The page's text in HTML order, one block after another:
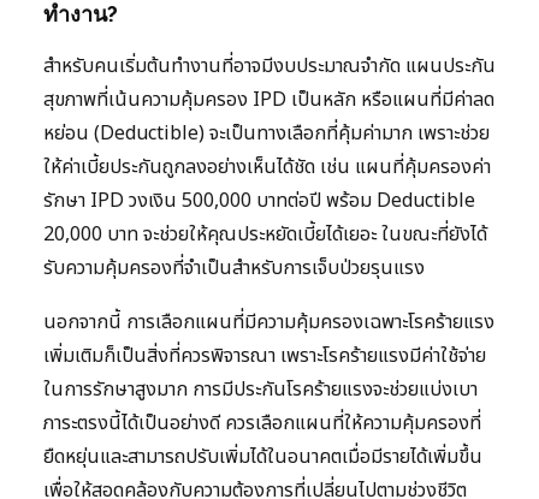
ทำงาน?
สำหรับคนเริ่มต้นทำงานที่อาจมีงบประมาณจำกัด แผนประกัน
สุขภาพที่เน้นความคุ้มครอง IPD เป็นหลัก หรือแผนที่มีค่าลด
หย่อน (Deductible) จะเป็นทางเลือกที่คุ้มค่ามาก เพราะช่วย
ให้ค่าเบี้ยประกันถูกลงอย่างเห็นได้ชัด เช่น แผนที่คุ้มครองค่า
รักษา IPD วงเงิน 500,000 บาทต่อปี พร้อม Deductible
20,000 บาท จะช่วยให้คุณประหยัดเบี้ยได้เยอะ ในขณะที่ยังได้
รับความคุ้มครองที่จำเป็นสำหรับการเจ็บป่วยรุนแรง
นอกจากนี้ การเลือกแผนที่มีความคุ้มครองเฉพาะโรคร้ายแรง
เพิ่มเติมก็เป็นสิ่งที่ควรพิจารณา เพราะโรคร้ายแรงมีค่าใช้จ่าย
ในการรักษาสูงมาก การมีประกันโรคร้ายแรงจะช่วยแบ่งเบา
ภาระตรงนี้ได้เป็นอย่างดี ควรเลือกแผนที่ให้ความคุ้มครองที่
ยืดหยุ่นและสามารถปรับเพิ่มได้ในอนาคตเมื่อมีรายได้เพิ่มขึ้น
เพื่อให้สอดคล้องกับความต้องการที่เปลี่ยนไปตามช่วงชีวิต